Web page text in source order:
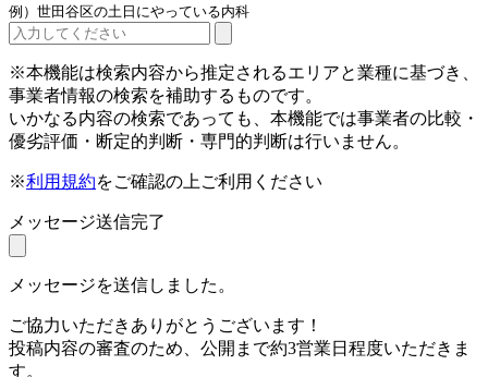
例）世田谷区の土日にやっている内科
※本機能は検索内容から推定されるエリアと業種に基づき、
事業者情報の検索を補助するものです。
いかなる内容の検索であっても、本機能では事業者の比較・
優劣評価・断定的判断・専門的判断は行いません。
※利用規約をご確認の上ご利用ください
メッセージ送信完了
メッセージを送信しました。
ご協力いただきありがとうございます！
投稿内容の審査のため、公開まで約3営業日程度いただきま
す。